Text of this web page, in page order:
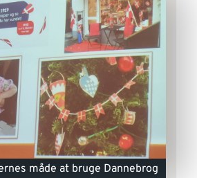
måde at bruge Dannebrog